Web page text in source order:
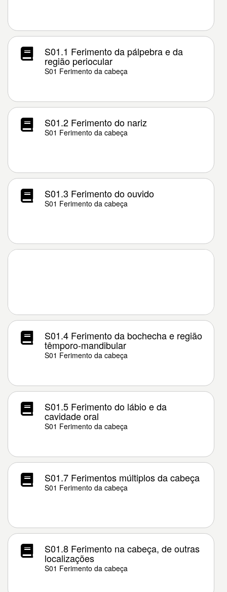
S01.1 Ferimento da pálpebra e da
região periocular
S01 Ferimento da cabeça
S01.2 Ferimento do nariz
S01 Ferimento da cabeça
S01.3 Ferimento do ouvido
S01 Ferimento da cabeça
S01.4 Ferimento da bochecha e região
têmporo-mandibular
S01 Ferimento da cabeça
S01.5 Ferimento do lábio e da
cavidade oral
S01 Ferimento da cabeça
S01.7 Ferimentos múltiplos da cabeça
S01 Ferimento da cabeça
S01.8 Ferimento na cabeça, de outras
localizações
S01 Ferimento da cabeça